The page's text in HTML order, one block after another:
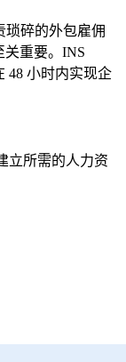
琐碎的外包雇佣
关重要。INS
48 小时内实现企
立所需的人力资